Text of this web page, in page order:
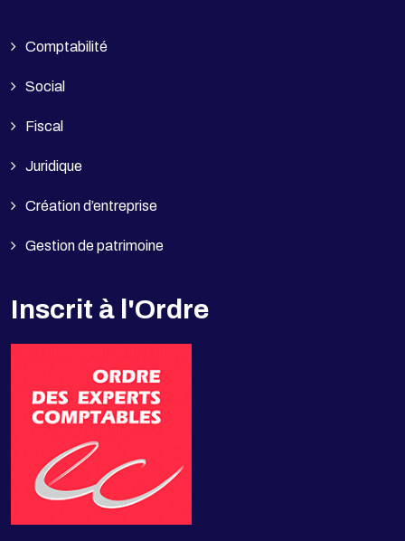
Comptabilité
Social
Fiscal
Juridique
Création d’entreprise
Gestion de patrimoine
Inscrit à l'Ordre